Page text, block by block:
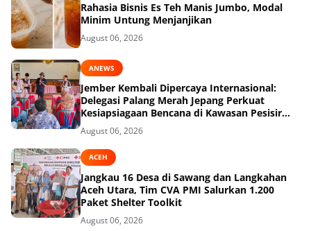
Rahasia Bisnis Es Teh Manis Jumbo, Modal
Minim Untung Menjanjikan
August 06, 2026
ANEWS
Jember Kembali Dipercaya Internasional:
Delegasi Palang Merah Jepang Perkuat
Kesiapsiagaan Bencana di Kawasan Pesisir
dan Sekolah
August 06, 2026
ACEH
Jangkau 16 Desa di Sawang dan Langkahan
Aceh Utara, Tim CVA PMI Salurkan 1.200
Paket Shelter Toolkit
August 06, 2026